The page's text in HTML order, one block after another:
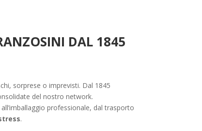
DAL 1845
sorprese o imprevisti. Dal 1845
del nostro network.
professionale, dal trasporto
.